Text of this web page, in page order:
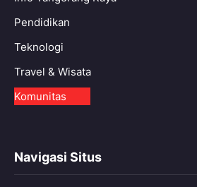
Pendidikan
Teknologi
Travel & Wisata
Komunitas
Navigasi Situs